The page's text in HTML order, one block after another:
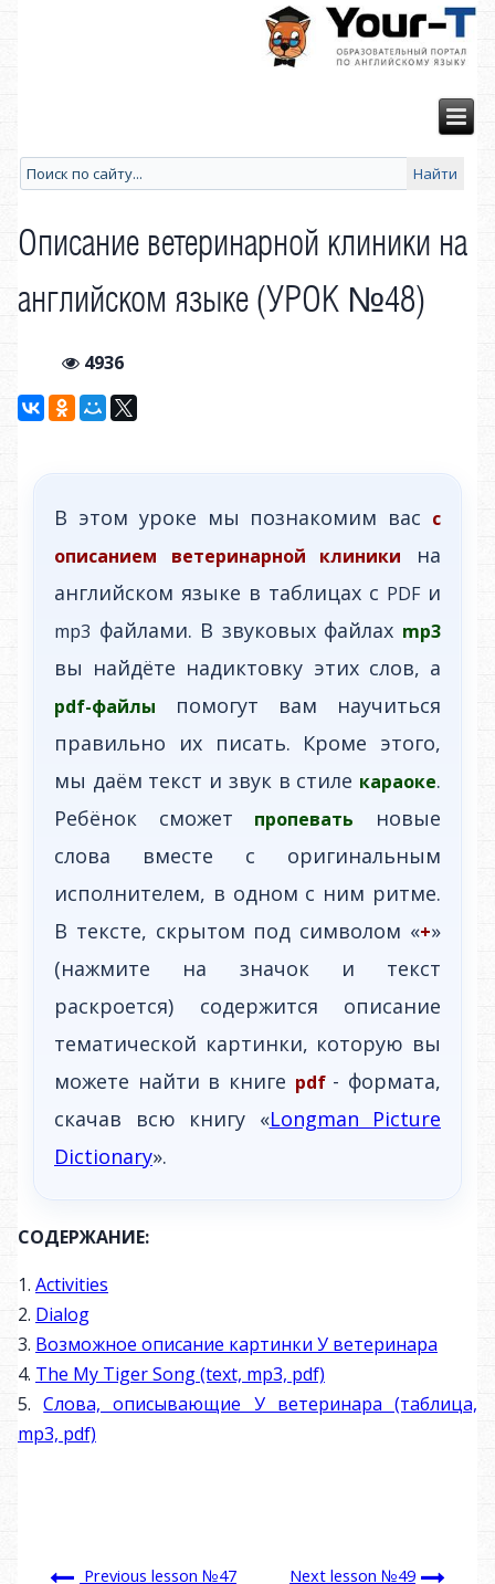
Описание ветеринарной клиники на
английском языке (УРОК №48)
4936
В этом уроке мы познакомим вас с
описанием ветеринарной клиники
на
английском языке в таблицах с PDFи
mp3 файлами. В звуковых файлах mp3
вы найдёте надиктовку этих слов, а
pdf-файлы помогут вам научиться
правильно их писать. Кроме этого,
мы даём текст и звук в стиле караоке.
Ребёнок сможет пропевать
новые
слова вместе с оригинальным
исполнителем, в одном с ним ритме.
В тексте, скрытом под символом «+»
(нажмите на значок и текст
раскроется) содержится описание
тематической картинки, которую вы
можете найти в книге pdf - формата,
скачав всю книгу «Longman Picture
Dictionary».
СОДЕРЖАНИЕ:
1. Activities
2. Dialog
3. Возможное описание картинки У ветеринара
4. The My Tiger Song (text, mp3, pdf)
5.Слова, описывающие У ветеринара (таблица,
mp3, pdf)
Previous lesson №47 Next lesson №49